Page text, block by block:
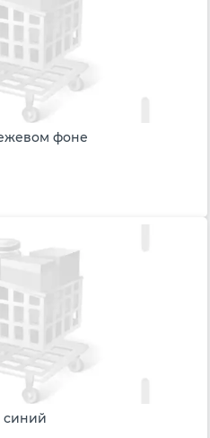
фоне
синий